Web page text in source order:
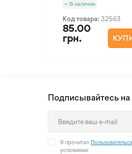
В наличии
Код товара: 32563
85.00
грн.
Подписывайтесь на
Я прочитал
условиями